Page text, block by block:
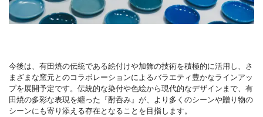
今後は、有田焼の伝統である絵付けや加飾の技術を積極的に活用し、さ
まざまな窯元とのコラボレーションによるバラエティ豊かなラインアッ
プを展開予定です。伝統的な染付や色絵から現代的なデザインまで、有
田焼の多彩な表現を纏った『酎呑み』が、より多くのシーンや贈り物の
シーンにも寄り添える存在となることを目指します。